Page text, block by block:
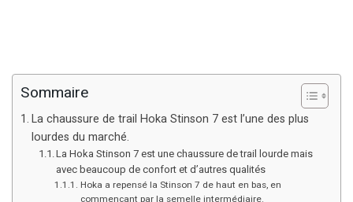
Sommaire
La chaussure de trail Hoka Stinson 7 est l’une des plus
lourdes du marché.
La Hoka Stinson 7 est une chaussure de trail lourde mais
avec beaucoup de confort et d’autres qualités
Hoka a repensé la Stinson 7 de haut en bas, en